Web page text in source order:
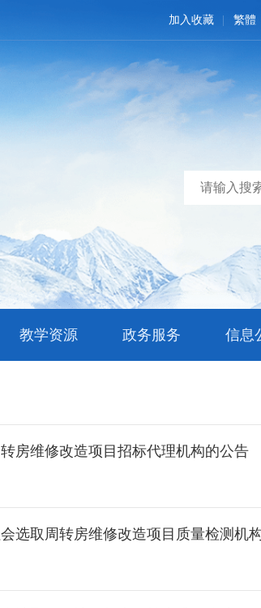
加入收藏 繁體
教学资源 政务服务 信息
房维修改造项目招标代理机构的公告
选取周转房维修改造项目质量检测机